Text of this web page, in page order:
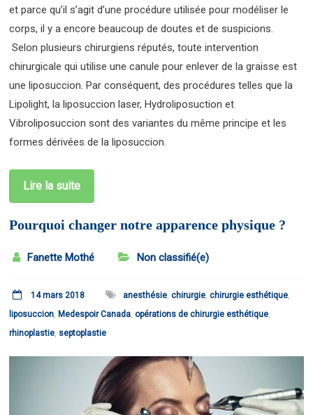
et parce qu’il s’agit d’une procédure utilisée pour modéliser le
corps, il y a encore beaucoup de doutes et de suspicions.
Selon plusieurs chirurgiens réputés, toute intervention
chirurgicale qui utilise une canule pour enlever de la graisse est
une liposuccion. Par conséquent, des procédures telles que la
Lipolight, la liposuccion laser, Hydroliposuction et
Vibroliposuccion sont des variantes du même principe et les
formes dérivées de la liposuccion.
Lire la suite
Pourquoi changer notre apparence physique ?
Fanette Mothé Non classifié(e)
14 mars 2018 anesthésie ,chirurgie ,chirurgie esthétique
liposuccion Medespoir Canada opérations de chirurgie esthétique
rhinoplastie septoplastie